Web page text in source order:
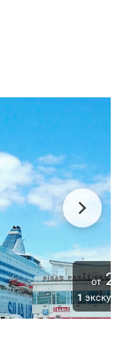
от20€
1экскурсия